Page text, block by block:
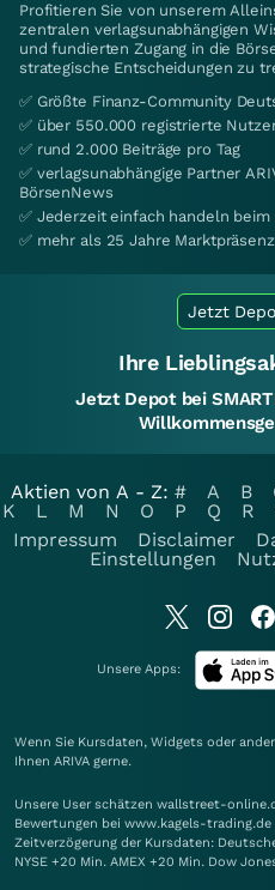
Profitieren Sie von unserem
zentralen verlagsunabhängigen
und fundierten Zugang in die
strategische Entscheidungen zu
✅ Größte Finanz-Community
✅ über 550.000 registrierte
✅ rund 2.000 Beiträge pro Tag
✅ verlagsunabhängige Partner
BörsenNews
✅ Jederzeit einfach handeln beim
✅ mehr als 25 Jahre Marktpräsenz
Jetzt
Ihre
Jetzt Depot bei
Aktien von A - Z: # A B
K
L M N O P Q R
Impressum
Disclaimer
Einstellungen
Unsere Apps:
Wenn Sie Kursdaten, Widgets oder
Ihnen ARIVA gerne.
Unsere User schätzen wallstreet-
Bewertungen bei www.kagels-trading.de
Zeitverzögerung der Kursdaten:
NYSE +20 Min. AMEX +20 Min. Dow